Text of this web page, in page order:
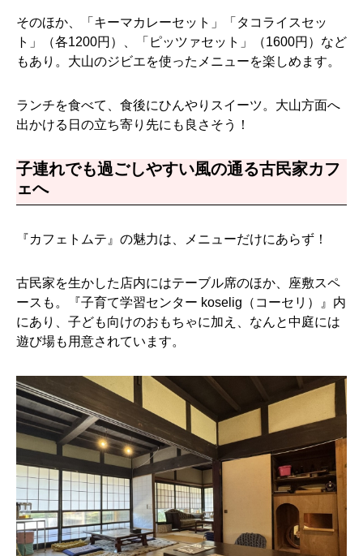
そのほか、「キーマカレーセット」「タコライスセッ
ト」（各1200円）、「ピッツァセット」（1600円）など
もあり。大山のジビエを使ったメニューを楽しめます。
ランチを食べて、食後にひんやりスイーツ。大山方面へ
出かける日の立ち寄り先にも良さそう！
子連れでも過ごしやすい風の通る古民家カフ
ェへ
『カフェトムテ』の魅力は、メニューだけにあらず！
古民家を生かした店内にはテーブル席のほか、座敷スペ
ースも。『子育て学習センター koselig（コーセリ）』内
にあり、子ども向けのおもちゃに加え、なんと中庭には
遊び場も用意されています。